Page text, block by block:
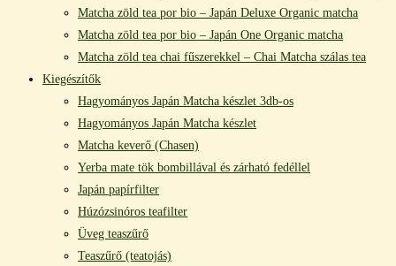
Matcha zöld tea por bio – Japán Deluxe Organic matcha
Matcha zöld tea por bio – Japán One Organic matcha
Matcha zöld tea chai fűszerekkel – Chai Matcha szálas tea
Kiegészítők
Hagyományos Japán Matcha készlet 3db-os
Hagyományos Japán Matcha készlet
Matcha keverő (Chasen)
Yerba mate tök bombillával és zárható fedéllel
Japán papírfilter
Húzózsinóros teafilter
Üveg teaszűrő
Teaszűrő (teatojás)